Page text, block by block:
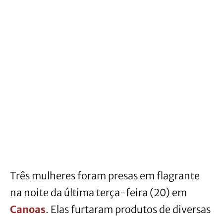
Três mulheres foram presas em flagrante
na noite da última terça-feira (20) em
Canoas. Elas furtaram produtos de diversas